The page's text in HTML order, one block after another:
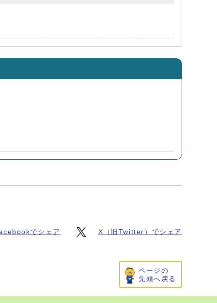
でシェア X（旧Twitter）でシェア
ページの
先頭へ戻る